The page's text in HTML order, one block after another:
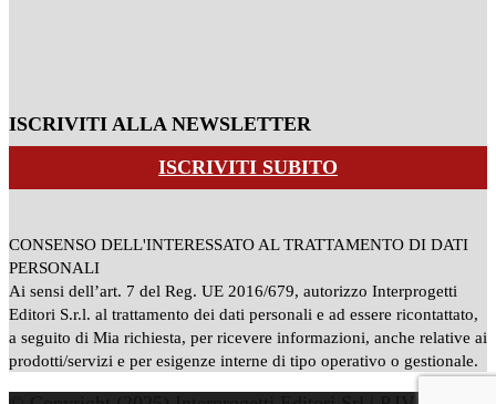
ISCRIVITI ALLA NEWSLETTER
ISCRIVITI SUBITO
CONSENSO DELL'INTERESSATO AL TRATTAMENTO DI DATI
PERSONALI
Ai sensi dell’art. 7 del Reg. UE 2016/679, autorizzo Interprogetti
Editori S.r.l. al trattamento dei dati personali e ad essere ricontattato,
a seguito di Mia richiesta, per ricevere informazioni, anche relative ai
prodotti/servizi e per esigenze interne di tipo operativo o gestionale.